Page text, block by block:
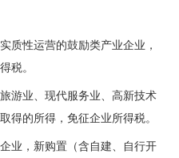
质性运营的鼓励类产业企业，
税。
游业、现代服务业、高新技术
得的所得，免征企业所得税。
业，新购置（含自建、自行开